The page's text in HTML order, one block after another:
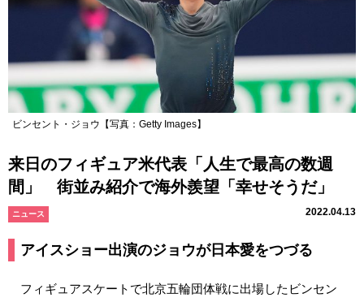
ビンセント・ジョウ【写真：Getty Images】
来日のフィギュア米代表「人生で最高の数週
間」 街並み紹介で海外羨望「幸せそうだ」
ニュース 2022.04.13
アイスショー出演のジョウが日本愛をつづる
フィギュアスケートで北京五輪団体戦に出場したビンセン